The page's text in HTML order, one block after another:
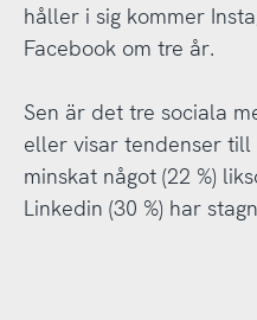
håller i sig kommer
Facebook om tre år.
Sen är det tre sociala
eller visar tendenser
minskat något (22 %)
Linkedin (30 %) har